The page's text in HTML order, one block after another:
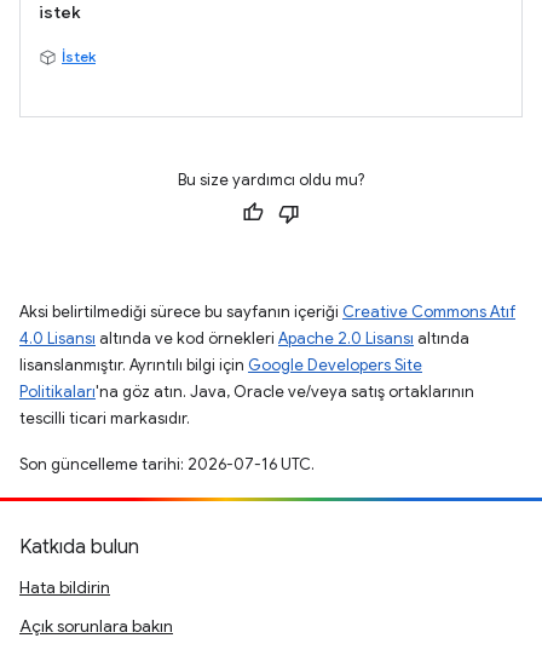
istek
İstek
Bu size yardımcı oldu mu?
Aksi belirtilmediği sürece bu sayfanın içeriği Creative Commons Atıf
4.0 Lisansı altında ve kod örnekleri Apache 2.0 Lisansı altında
lisanslanmıştır. Ayrıntılı bilgi için Google Developers Site
Politikaları'na göz atın. Java, Oracle ve/veya satış ortaklarının
tescilli ticari markasıdır.
Son güncelleme tarihi: 2026-07-16 UTC.
Katkıda bulun
Hata bildirin
Açık sorunlara bakın